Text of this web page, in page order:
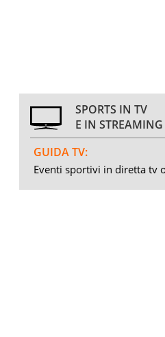
SPORTS IN TV
E IN STREAMING
GUIDA TV:
Eventi sportivi in diretta tv